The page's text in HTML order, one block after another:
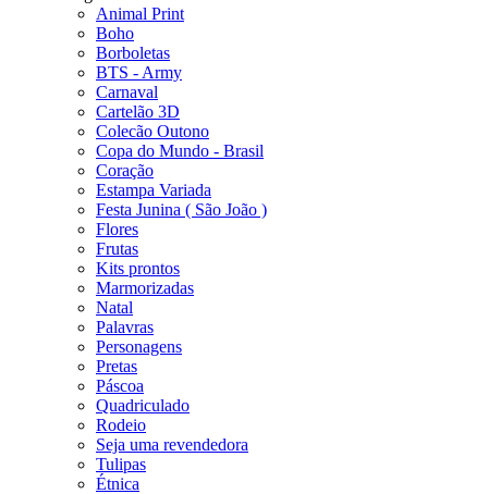
Animal Print
Boho
Borboletas
BTS - Army
Carnaval
Cartelão 3D
Colecão Outono
Copa do Mundo - Brasil
Coração
Estampa Variada
Festa Junina ( São João )
Flores
Frutas
Kits prontos
Marmorizadas
Natal
Palavras
Personagens
Pretas
Páscoa
Quadriculado
Rodeio
Seja uma revendedora
Tulipas
Étnica